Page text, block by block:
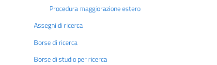
Procedura maggiorazione estero
Assegni di ricerca
Borse di ricerca
Borse di studio per ricerca